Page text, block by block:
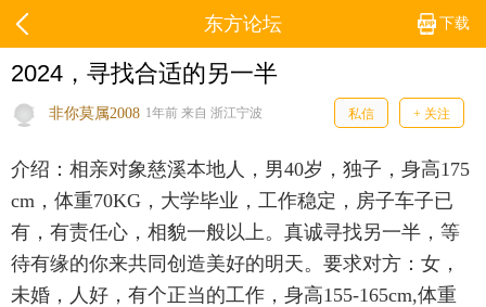
下载
东方论坛
2024，寻找合适的另一半
非你莫属2008 1年前 来自 浙江宁波 私信 + 关注
介绍：相亲对象慈溪本地人，男40岁，独子，身高175
cm，体重70KG，大学毕业，工作稳定，房子车子已
有，有责任心，相貌一般以上。真诚寻找另一半，等
待有缘的你来共同创造美好的明天。要求对方：女，
未婚，人好，有个正当的工作，身高155-165cm,体重